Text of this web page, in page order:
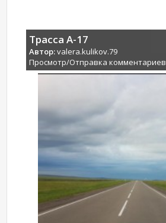
Трасса А-17
Автор:valera.kulikov.79
Просмотр/Отправка комментариев